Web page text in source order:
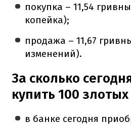
покупка – 11,54
копейка);
продажа – 11,67
изменений).
За сколько
купить 100 злотых
в банке сегодня